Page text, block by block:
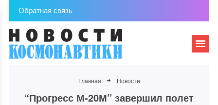
Обратная связь
Главная Новости
“Прогресс М-20М” завершил полет